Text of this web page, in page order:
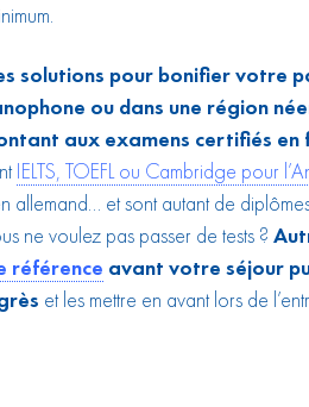
solutions pour bonifier votre
ou dans une région
aux examens certifiés en
IELTS, TOEFL ou Cambridge pour
allemand… et sont autant de
ne voulez pas passer de tests ?
référence avant votre séjour
et les mettre en avant lors de